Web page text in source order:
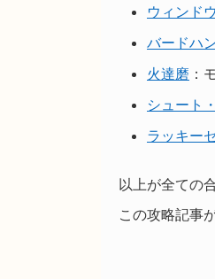
ウィンド
バードハ
火達磨 ：
シュート
ラッキー
以上が全ての
この攻略記事